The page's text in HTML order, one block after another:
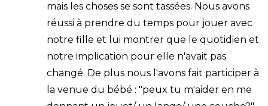
mais les choses se sont tassées. Nous avons
réussi à prendre du temps pour jouer avec
notre fille et lui montrer que le quotidien et
notre implication pour elle n'avait pas
changé. De plus nous l'avons fait participer à
la venue du bébé : "peux tu m'aider en me